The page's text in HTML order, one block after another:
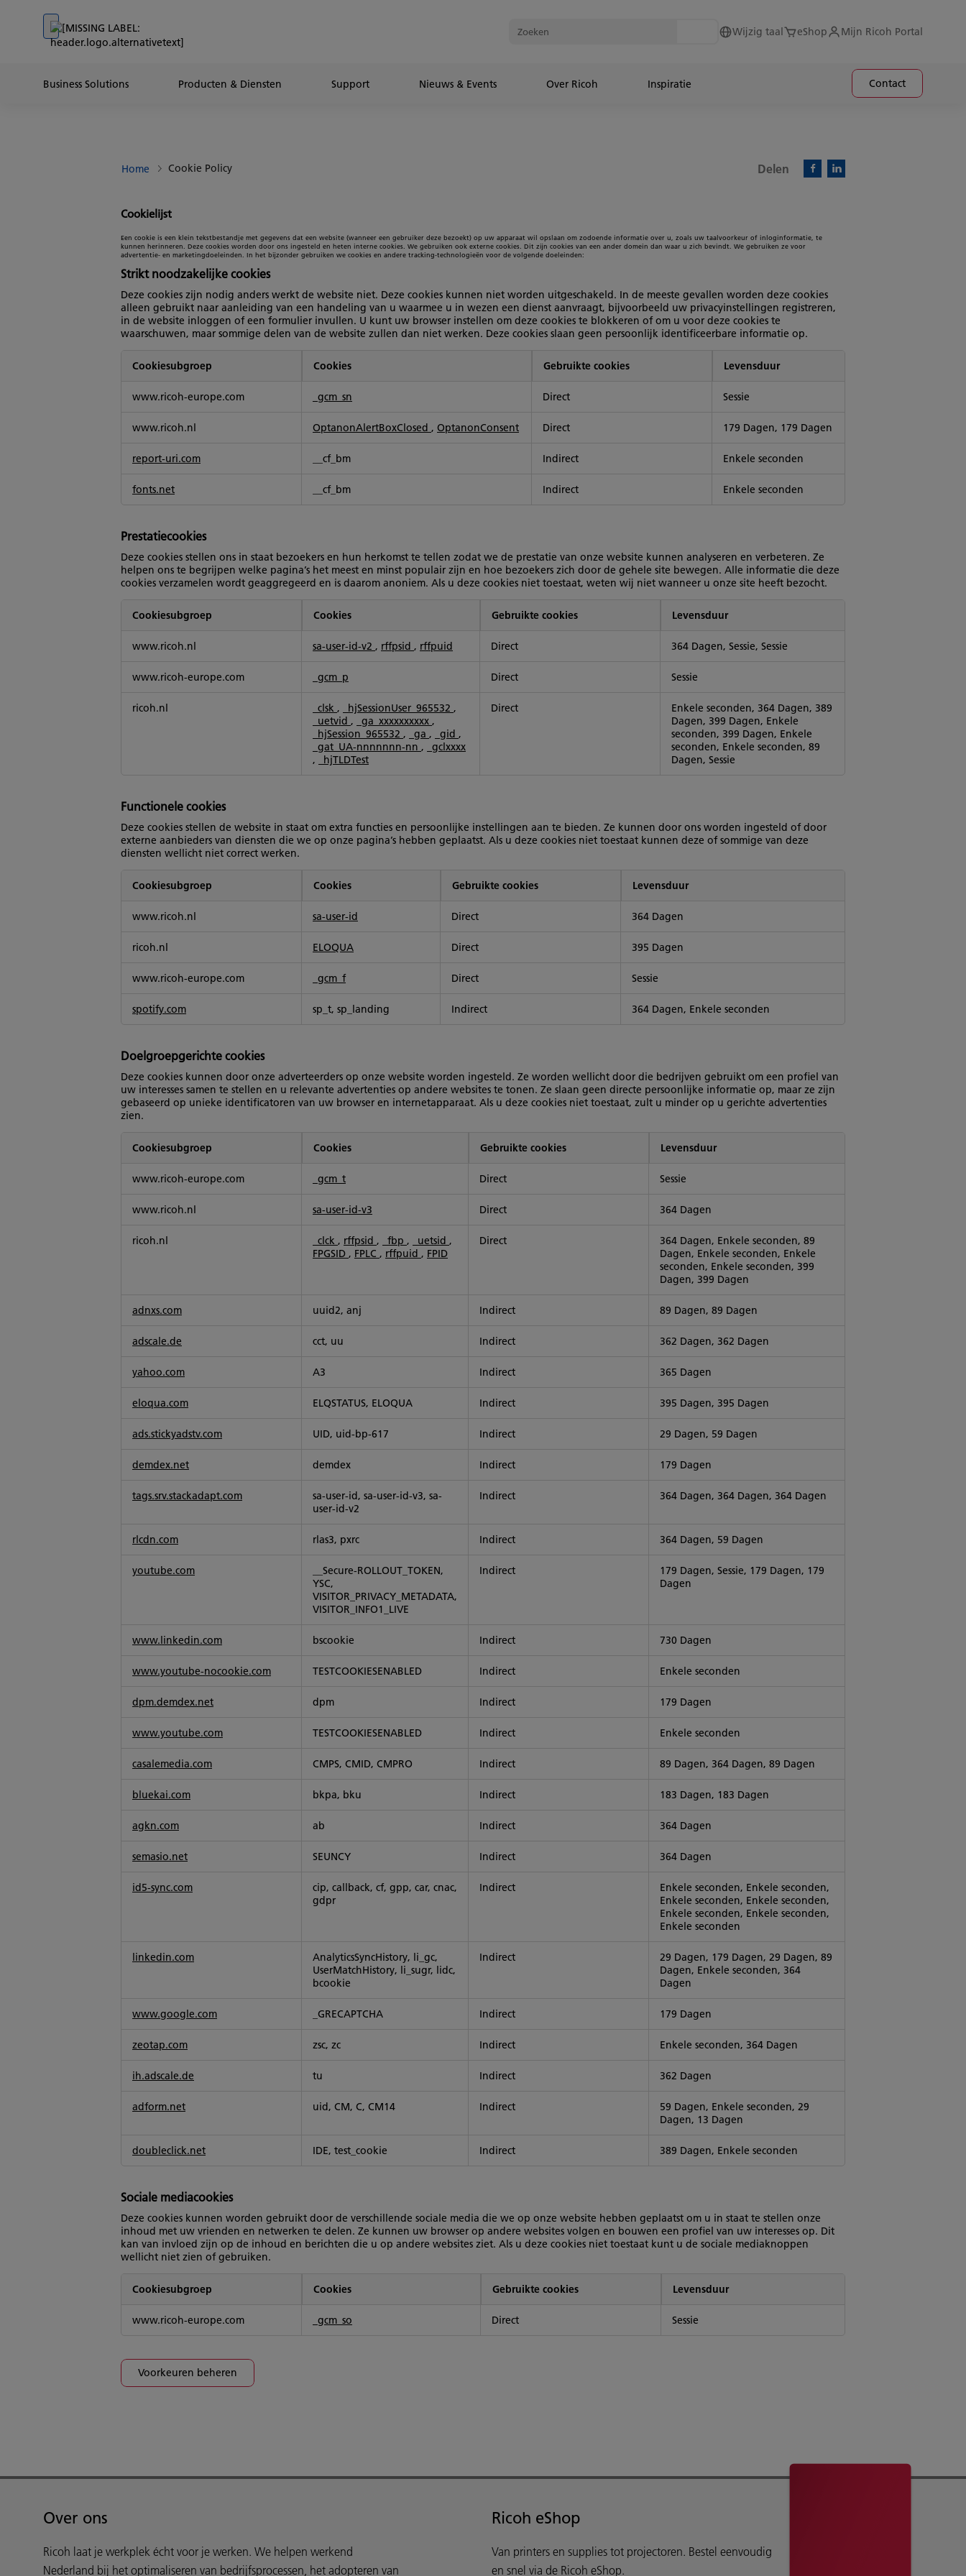
Go to content
Go to footer
Wijzig taal eShop Mijn Ricoh Portal
Business Solutions Producten & Diensten Support Nieuws & Events Over Ricoh Inspiratie Contact
Home Cookie Policy Delen
Cookielijst
Een cookie is een klein tekstbestandje met gegevens dat een website (wanneer een gebruiker deze bezoekt) op uw apparaat wil opslaan om zodoende informatie over u, zoals uw taalvoorkeur of inloginformatie, te
kunnen herinneren. Deze cookies worden door ons ingesteld en heten interne cookies. We gebruiken ook externe cookies. Dit zijn cookies van een ander domein dan waar u zich bevindt. We gebruiken ze voor
advertentie- en marketingdoeleinden. In het bijzonder gebruiken we cookies en andere tracking-technologieën voor de volgende doeleinden:
Strikt noodzakelijke cookies
Deze cookies zijn nodig anders werkt de website niet. Deze cookies kunnen niet worden uitgeschakeld. In de meeste gevallen worden deze cookies
alleen gebruikt naar aanleiding van een handeling van u waarmee u in wezen een dienst aanvraagt, bijvoorbeeld uw privacyinstellingen registreren,
in de website inloggen of een formulier invullen. U kunt uw browser instellen om deze cookies te blokkeren of om u voor deze cookies te
waarschuwen, maar sommige delen van de website zullen dan niet werken. Deze cookies slaan geen persoonlijk identificeerbare informatie op.
Strikt
noodzakelijke
cookies
Cookiesubgroep Cookies Gebruikte cookies Levensduur
www.ricoh-europe.com _gcm_sn Direct Sessie
www.ricoh.nl OptanonAlertBoxClosed , OptanonConsent Direct 179 Dagen, 179 Dagen
report-uri.com __cf_bm Indirect Enkele seconden
fonts.net __cf_bm Indirect Enkele seconden
Prestatiecookies
Deze cookies stellen ons in staat bezoekers en hun herkomst te tellen zodat we de prestatie van onze website kunnen analyseren en verbeteren. Ze
helpen ons te begrijpen welke pagina’s het meest en minst populair zijn en hoe bezoekers zich door de gehele site bewegen. Alle informatie die deze
cookies verzamelen wordt geaggregeerd en is daarom anoniem. Als u deze cookies niet toestaat, weten wij niet wanneer u onze site heeft bezocht.
Prestatiecookies
Cookiesubgroep Cookies Gebruikte cookies Levensduur
www.ricoh.nl sa-user-id-v2 , rffpsid , rffpuid Direct 364 Dagen, Sessie, Sessie
www.ricoh-europe.com _gcm_p Direct Sessie
ricoh.nl _clsk , _hjSessionUser_965532 ,
_uetvid , _ga_xxxxxxxxxx ,
_hjSession_965532 , _ga , _gid ,
_gat_UA-nnnnnnn-nn ,
_gclxxxx
,
_hjTLDTest
Direct
Enkele seconden, 364 Dagen, 389
Dagen, 399 Dagen, Enkele
seconden, 399 Dagen, Enkele
seconden, Enkele seconden, 89
Dagen, Sessie
Functionele cookies
Deze cookies stellen de website in staat om extra functies en persoonlijke instellingen aan te bieden. Ze kunnen door ons worden ingesteld of door
externe aanbieders van diensten die we op onze pagina’s hebben geplaatst. Als u deze cookies niet toestaat kunnen deze of sommige van deze
diensten wellicht niet correct werken.
Functionele
Cookiesubgroep Cookies Gebruikte cookies Levensduur
www.ricoh.nl sa-user-id Direct 364 Dagen
ricoh.nl ELOQUA Direct 395 Dagen
www.ricoh-europe.com _gcm_f Direct Sessie
spotify.com sp_t, sp_landing Indirect 364 Dagen, Enkele seconden
Doelgroepgerichte cookies
Deze cookies kunnen door onze adverteerders op onze website worden ingesteld. Ze worden wellicht door die bedrijven gebruikt om een profiel van
uw interesses samen te stellen en u relevante advertenties op andere websites te tonen. Ze slaan geen directe persoonlijke informatie op, maar ze zijn
gebaseerd op unieke identificatoren van uw browser en internetapparaat. Als u deze cookies niet toestaat, zult u minder op u gerichte advertenties
zien.
Doelgroepgerichte
Cookiesubgroep Cookies Gebruikte cookies Levensduur
www.ricoh-europe.com _gcm_t Direct Sessie
www.ricoh.nl sa-user-id-v3 Direct 364 Dagen
ricoh.nl _clck , rffpsid , _fbp , _uetsid ,
FPGSID , FPLC , rffpuid , FPID
Direct
364 Dagen, Enkele seconden, 89
Dagen, Enkele seconden, Enkele
seconden, Enkele seconden, 399
Dagen, 399 Dagen
adnxs.com uuid2, anj Indirect 89 Dagen, 89 Dagen
adscale.de cct, uu Indirect 362 Dagen, 362 Dagen
yahoo.com A3 Indirect 365 Dagen
eloqua.com ELQSTATUS, ELOQUA Indirect 395 Dagen, 395 Dagen
ads.stickyadstv.com UID, uid-bp-617 Indirect 29 Dagen, 59 Dagen
demdex.net demdex Indirect 179 Dagen
tags.srv.stackadapt.com
sa-user-id, sa-user-id-v3, sa-
user-id-v2
Indirect 364 Dagen, 364 Dagen, 364 Dagen
rlcdn.com rlas3, pxrc Indirect 364 Dagen, 59 Dagen
youtube.com
__Secure-ROLLOUT_TOKEN,
YSC,
VISITOR_PRIVACY_METADATA,
VISITOR_INFO1_LIVE
Indirect
179 Dagen, Sessie, 179 Dagen, 179
Dagen
www.linkedin.com bscookie Indirect 730 Dagen
www.youtube-nocookie.com TESTCOOKIESENABLED Indirect Enkele seconden
dpm.demdex.net dpm Indirect 179 Dagen
www.youtube.com TESTCOOKIESENABLED Indirect Enkele seconden
casalemedia.com CMPS, CMID, CMPRO Indirect 89 Dagen, 364 Dagen, 89 Dagen
bluekai.com bkpa, bku Indirect 183 Dagen, 183 Dagen
agkn.com ab Indirect 364 Dagen
semasio.net SEUNCY Indirect 364 Dagen
id5-sync.com
cip, callback, cf, gpp, car, cnac,
gdpr
Indirect
Enkele seconden, Enkele seconden,
Enkele seconden, Enkele seconden,
Enkele seconden, Enkele seconden,
Enkele seconden
linkedin.com
AnalyticsSyncHistory, li_gc,
UserMatchHistory, li_sugr, lidc,
bcookie
Indirect
29 Dagen, 179 Dagen, 29 Dagen, 89
Dagen, Enkele seconden, 364
Dagen
www.google.com _GRECAPTCHA Indirect 179 Dagen
zeotap.com zsc, zc Indirect Enkele seconden, 364 Dagen
ih.adscale.de tu Indirect 362 Dagen
adform.net uid, CM, C, CM14 Indirect
59 Dagen, Enkele seconden, 29
Dagen, 13 Dagen
doubleclick.net IDE, test_cookie Indirect 389 Dagen, Enkele seconden
Sociale mediacookies
Deze cookies kunnen worden gebruikt door de verschillende sociale media die we op onze website hebben geplaatst om u in staat te stellen onze
inhoud met uw vrienden en netwerken te delen. Ze kunnen uw browser op andere websites volgen en bouwen een profiel van uw interesses op. Dit
kan van invloed zijn op de inhoud en berichten die u op andere websites ziet. Als u deze cookies niet toestaat kunt u de sociale mediaknoppen
wellicht niet zien of gebruiken.
Sociale
mediacookies
Cookiesubgroep Cookies Gebruikte cookies Levensduur
www.ricoh-europe.com _gcm_so Direct Sessie
Voorkeuren beheren
Over ons
Ricoh laat je werkplek écht voor je werken. We helpen werkend
Nederland bij het optimaliseren van bedrijfsprocessen, het adopteren van
Ricoh eShop
Van printers en supplies tot projectoren. Bestel eenvoudig
en snel via de Ricoh eShop.